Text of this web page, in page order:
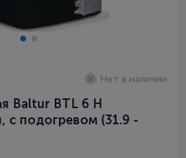
Нет в наличии
Baltur BTL 6 H
с подогревом (31.9 -